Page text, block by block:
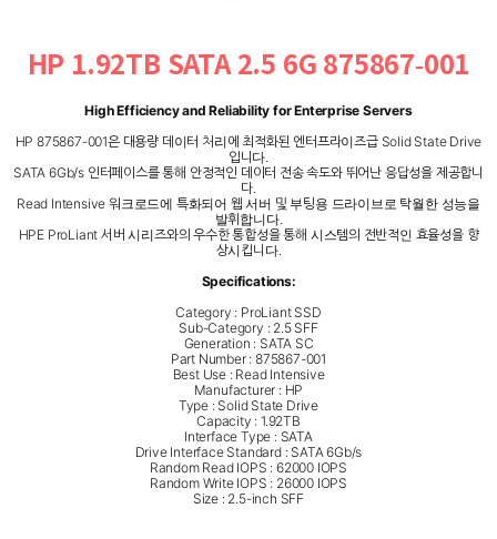
HP 1.92TB SATA 2.5 6G 875867-001
High Efficiency and Reliability for Enterprise Servers
HP 875867-001은 대용량 데이터 처리에 최적화된 엔터프라이즈급 Solid State Drive
입니다.
SATA 6Gb/s 인터페이스를 통해 안정적인 데이터 전송 속도와 뛰어난 응답성을 제공합니
다.
Read Intensive 워크로드에 특화되어 웹 서버 및 부팅용 드라이브로 탁월한 성능을
발휘합니다.
HPE ProLiant 서버 시리즈와의 우수한 통합성을 통해 시스템의 전반적인 효율성을 향
상시킵니다.
Specifications:
Category : ProLiant SSD
Sub-Category : 2.5 SFF
Generation : SATA SC
Part Number : 875867-001
Best Use : Read Intensive
Manufacturer : HP
Type : Solid State Drive
Capacity : 1.92TB
Interface Type : SATA
Drive Interface Standard : SATA 6Gb/s
Random Read IOPS : 62000 IOPS
Random Write IOPS : 26000 IOPS
Size : 2.5-inch SFF